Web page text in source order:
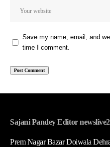
Save my name, email, and
time I comment.
Sajani Pandey Editor
Prem Nagar Bazar Doiwala